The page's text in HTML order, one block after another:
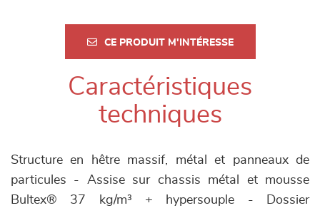
CE PRODUIT M'INTÉRESSE
Caractéristiques
techniques
Structure en hêtre massif, métal et panneaux de
particules - Assise sur chassis métal et mousse
Bultex® 37 kg/m³ + hypersouple - Dossier